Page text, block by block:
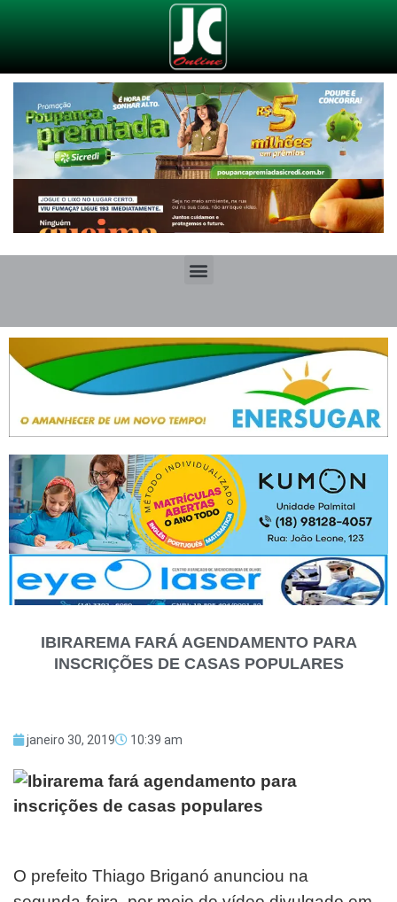
IBIRAREMA FARÁ AGENDAMENTO PARA
INSCRIÇÕES DE CASAS POPULARES
janeiro 30, 2019 10:39 am
O prefeito Thiago Briganó anunciou na